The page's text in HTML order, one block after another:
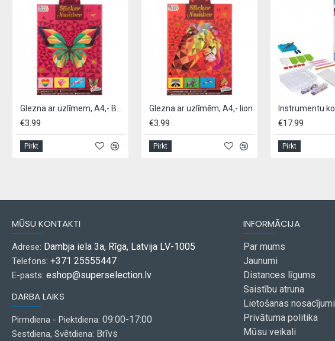
Glezna ar uzlīmem, A4,- Butterfly
€3.99
Pirkt
Glezna ar uzlīmēm, A4,- lion
€3.99
Pirkt
€17.99
Pirkt
MŪSU KONTAKTI
Adrese: Dambja iela 3a, Rīga, Latvija LV-1005
Telefons: +371 25555447
E-pasts: eshop@superselection.lv
DARBA LAIKS
Pirmdiena - Piektdiena: 09:00-17:00
Sestdiena, Svētdiena: Brīvs
INFORMĀCIJA
Par mums
Jaunumi
Distances līgums
Saistību atruna
Lietošanas nosacījumi
Privātuma politika
Mūsu veikali